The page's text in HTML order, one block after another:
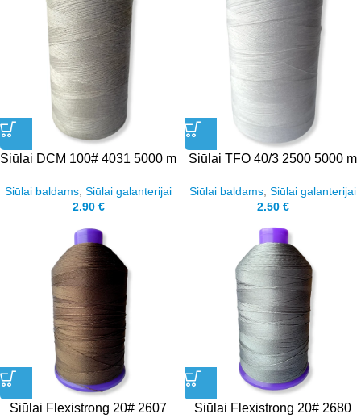
Siūlai DCM 100# 4031 5000 m
Siūlai baldams Siūlai galanterijai
2.90 €
Siūlai TFO 40/3 2500 5000 m
Siūlai baldams Siūlai galanterijai
2.50 €
Siūlai Flexistrong 20# 2607
Siūlai Flexistrong 20# 2680